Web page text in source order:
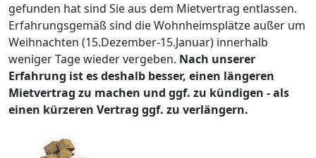
gefunden hat sind Sie aus dem Mietvertrag entlassen.
Erfahrungsgemäß sind die Wohnheimsplätze außer um
Weihnachten (15.Dezember-15.Januar) innerhalb
weniger Tage wieder vergeben. Nach unserer
Erfahrung ist es deshalb besser, einen längeren
Mietvertrag zu machen und ggf. zu kündigen - als
einen kürzeren Vertrag ggf. zu verlängern.